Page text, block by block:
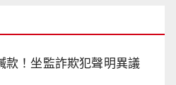
款！坐監詐欺犯聲明異議